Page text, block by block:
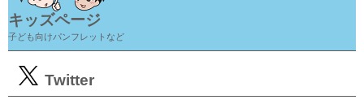
キッズページ
子ども向けパンフレットなど
Twitter